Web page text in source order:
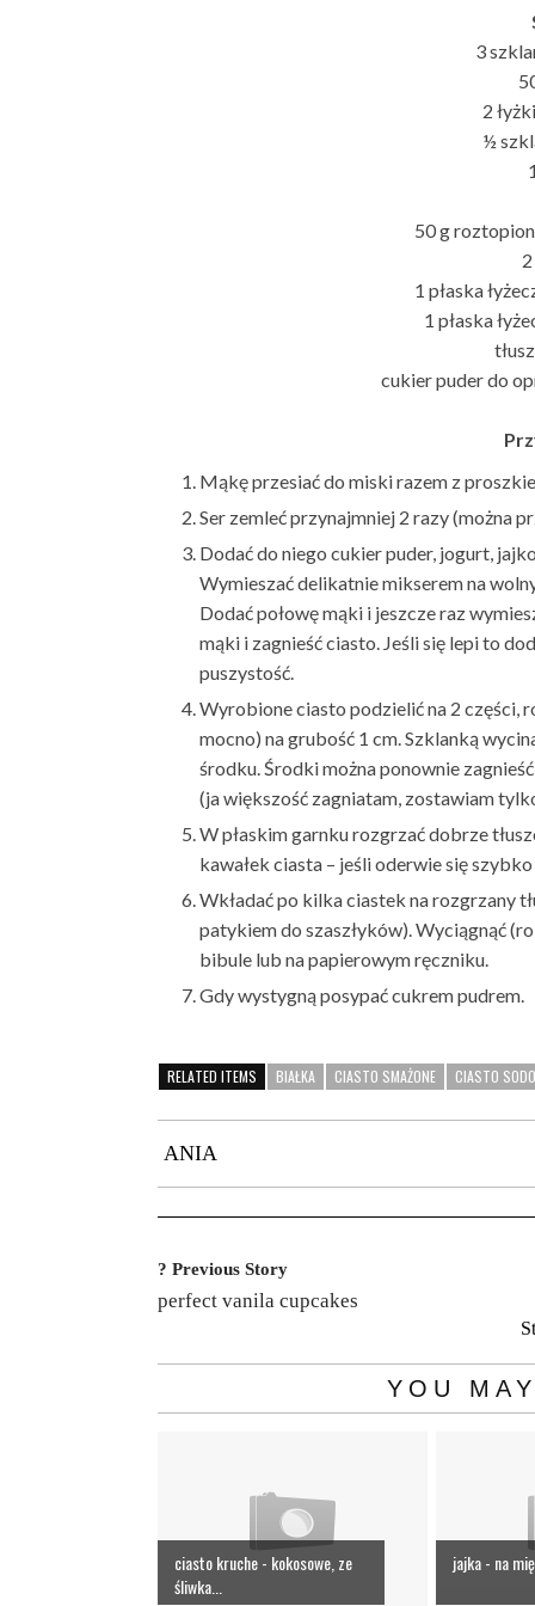
3
2
½
50 g
1 płaska
1 płaska
cukier puder do
Mąkę przesiać do miski razem z
Ser zemleć przynajmniej 2 razy (można
Dodać do niego cukier puder, jogurt,
Wymieszać delikatnie mikserem na
Dodać połowę mąki i jeszcze raz
mąki i zagnieść ciasto. Jeśli się lepi to
puszystość.
Wyrobione ciasto podzielić na 2 części,
mocno) na grubość 1 cm. Szklanką
środku. Środki można ponownie
(ja większość zagniatam, zostawiam
W płaskim garnku rozgrzać dobrze
kawałek ciasta – jeśli oderwie się
Wkładać po kilka ciastek na rozgrzany
patykiem do szaszłyków). Wyciągnąć
bibule lub na papierowym ręczniku.
Gdy wystygną posypać cukrem pudrem.
RELATED ITEMS BIAŁKA CIASTO SMAŻONE CIASTO
ANIA
? Previous Story
perfect vanila cupcakes
YOU
ciasto kruche - kokosowe, ze
śliwka...
jajka - na